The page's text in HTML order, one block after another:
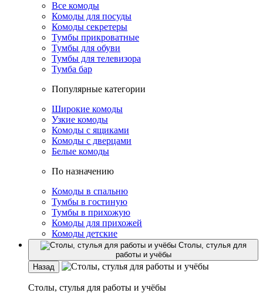
Все комоды
Комоды для посуды
Комоды секретеры
Тумбы прикроватные
Тумбы для обуви
Тумбы для телевизора
Тумба бар
Популярные категории
Широкие комоды
Узкие комоды
Комоды с ящиками
Комоды с дверцами
Белые комоды
По назначению
Комоды в спальню
Тумбы в гостиную
Тумбы в прихожую
Комоды для прихожей
Комоды детские
Столы, стулья для
работы и учёбы
Назад
Столы, стулья для работы и учёбы